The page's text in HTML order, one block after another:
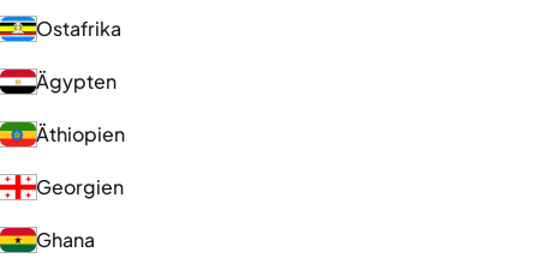
Ostafrika
Ägypten
Äthiopien
Georgien
Ghana